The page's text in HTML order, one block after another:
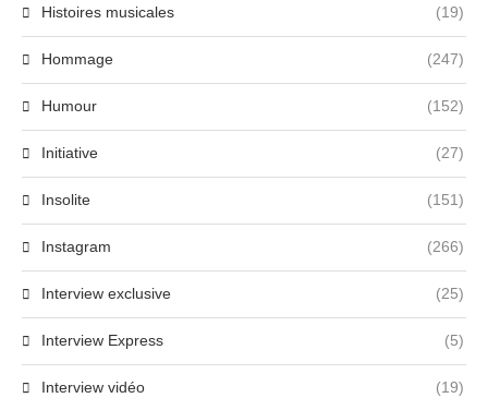
Histoires musicales (19)
Hommage (247)
Humour (152)
Initiative (27)
Insolite (151)
Instagram (266)
Interview exclusive (25)
Interview Express (5)
Interview vidéo (19)